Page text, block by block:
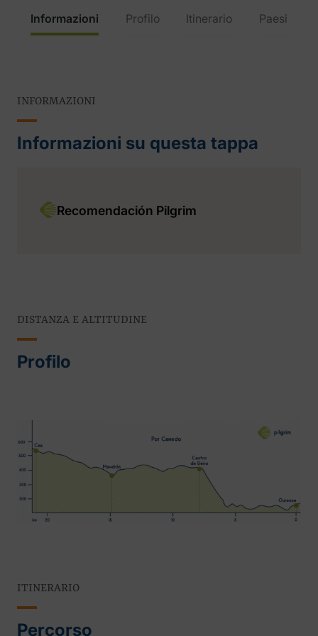
Informazioni Profilo Itinerario Paesi
INFORMAZIONI
Informazioni su questa tappa
Recomendación Pilgrim
DISTANZA E ALTITUDINE
Profilo
ITINERARIO
Percorso